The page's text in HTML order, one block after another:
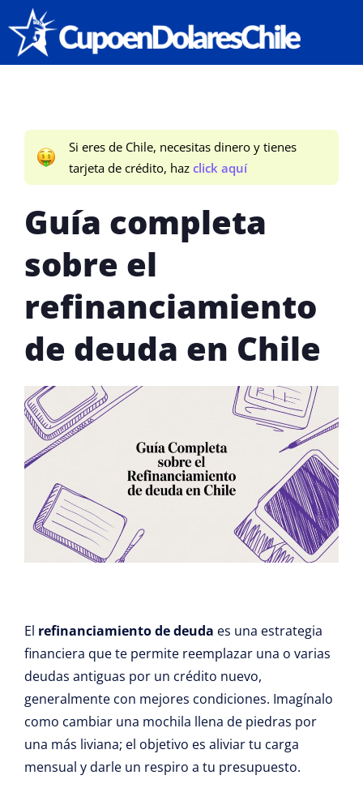
Si eres de Chile, necesitas dinero y tienes
tarjeta de crédito, hazclick aquí
Guía completa
sobre el
refinanciamiento
de deuda en Chile
El refinanciamiento de deuda es una estrategia
financiera que te permite reemplazar una o varias
deudas antiguas por un crédito nuevo,
generalmente con mejores condiciones. Imagínalo
como cambiar una mochila llena de piedras por
una más liviana; el objetivo es aliviar tu carga
mensual y darle un respiro a tu presupuesto.